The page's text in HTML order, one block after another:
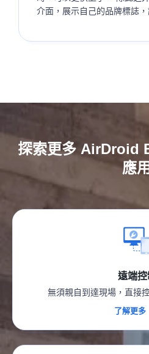
介面，展示自己的品牌標誌，
探索更多 AirDroid
應用
遠端控
無須親自到達現場，直接
了解更多